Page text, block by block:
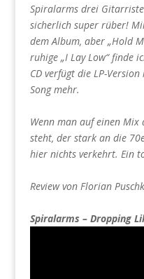
Spiralarms drei
sicherlich super rüber!
dem Album, aber „Hold
ruhige „I Lay Low“ finde
CD verfügt die LP-
Song mehr.
Wenn man auf einen
steht, der stark an die
hier nichts verkehrt. Ein
Review von Florian
Spiralarms – Dropping